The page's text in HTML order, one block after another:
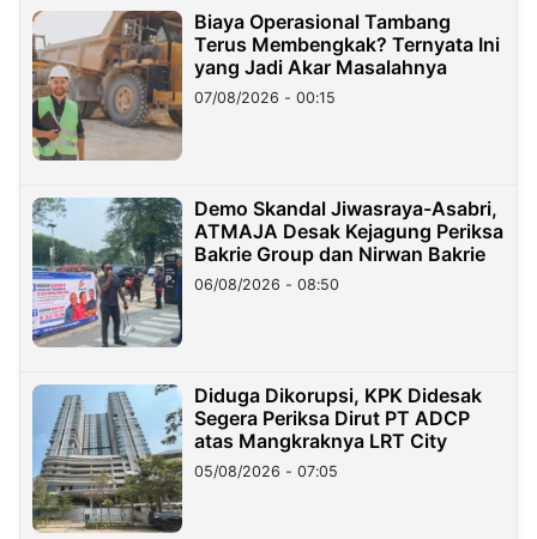
Biaya Operasional Tambang
Terus Membengkak? Ternyata Ini
yang Jadi Akar Masalahnya
07/08/2026 - 00:15
Demo Skandal Jiwasraya-Asabri,
ATMAJA Desak Kejagung Periksa
Bakrie Group dan Nirwan Bakrie
06/08/2026 - 08:50
Diduga Dikorupsi, KPK Didesak
Segera Periksa Dirut PT ADCP
atas Mangkraknya LRT City
05/08/2026 - 07:05